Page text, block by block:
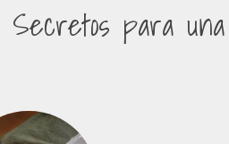
Secretos para